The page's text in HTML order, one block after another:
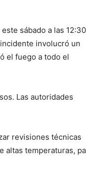
sábado a las
involucró un
el fuego a todo el
Las autoridades
revisiones técnicas
altas temperaturas,